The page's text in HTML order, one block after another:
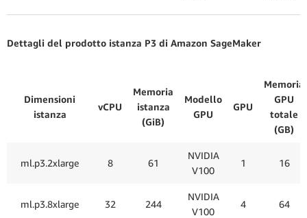
Dettagli del prodotto istanza P3 di Amazon SageMaker
Dimensioni
istanza
vCPU
Memoria
istanza
(GiB)
Modello
GPU
GPU
Memoria
GPU
totale
(GB)
ml.p3.2xlarge 8 61
NVIDIA
V100
1 16
ml.p3.8xlarge 32 244
NVIDIA
V100
4 64